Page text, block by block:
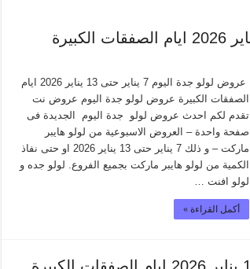
عروض لولو جدة اليوم 7 يناير حتى 13 يناير 2026 ايام
الصفقات الكبيرة عروض لولو جدة اليوم عروض نت
تقدم لكم احدث عروض لولو جدة اليوم الجديدة فى
صفحة واحدة – العروض الاسبوعية من لولو هايبر
ماركت – و ذلك 7 يناير حتى 13 يناير 2026 او حتى نفاذ
الكمية من لولو هايبر ماركت بجميع الفروع. لولو جده و
لولو افنت …
أكمل القراءة »